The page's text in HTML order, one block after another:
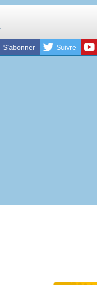
S'abonner Suivre